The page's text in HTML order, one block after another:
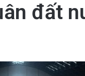
đất